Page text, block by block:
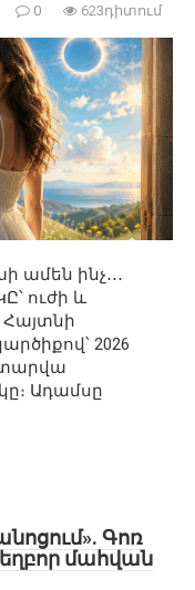
0
623դիտում
ամեն ինչ․․․
ուժի և
2026
Ադամսը
Գոռ
մահվան